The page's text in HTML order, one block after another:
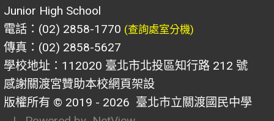
Junior High School
電話：(02) 2858-1770 (查詢處室分機)
傳真：(02) 2858-5627
學校地址：112020 臺北市北投區知行路 212 號
感謝關渡宮贊助本校網頁架設
版權所有 © 2019 - 2026 臺北市立關渡國民中學